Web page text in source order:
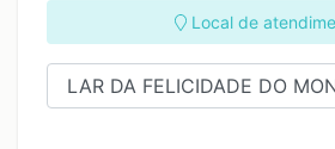
Local de